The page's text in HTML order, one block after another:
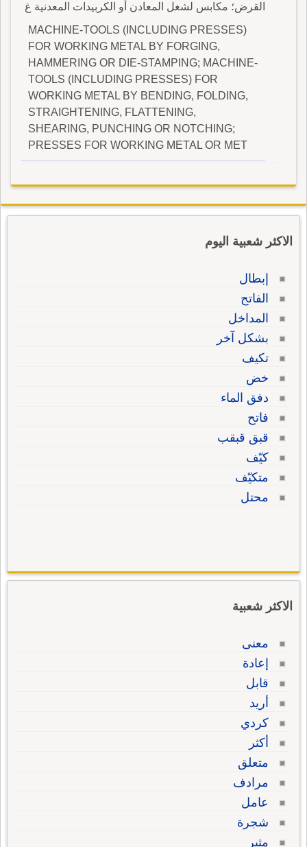
القرض؛ مكابس لشغل المعادن أو الكربيدات المعدنية غ
MACHINE-TOOLS (INCLUDING PRESSES)
FOR WORKING METAL BY FORGING,
HAMMERING OR DIE-STAMPING; MACHINE-
TOOLS (INCLUDING PRESSES) FOR
WORKING METAL BY BENDING, FOLDING,
STRAIGHTENING, FLATTENING,
SHEARING, PUNCHING OR NOTCHING;
PRESSES FOR WORKING METAL OR MET
الاكثر شعبية اليوم
إبطال
الفاتح
المداخل
بشكل آخر
تكيف
خض
دفق الماء
فاتح
قبق قبقب
كيّف
متكيّف
محتل
الاكثر شعبية
معنى
إعادة
قابل
أريد
كردي
أكثر
متعلق
مرادف
عامل
شجرة
مثير